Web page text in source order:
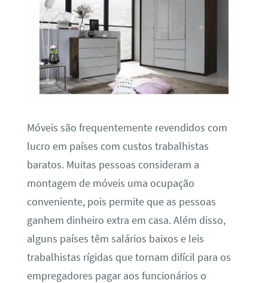
Móveis são frequentemente revendidos com
lucro em países com custos trabalhistas
baratos. Muitas pessoas consideram a
montagem de móveis uma ocupação
conveniente, pois permite que as pessoas
ganhem dinheiro extra em casa. Além disso,
alguns países têm salários baixos e leis
trabalhistas rígidas que tornam difícil para os
empregadores pagar aos funcionários o